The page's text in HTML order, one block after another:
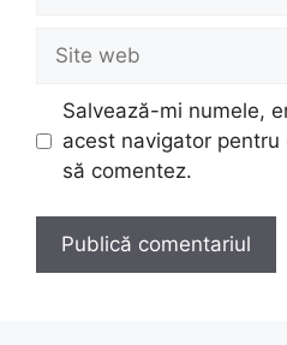
web
Salvează-mi numele,
acest navigator
să comentez.